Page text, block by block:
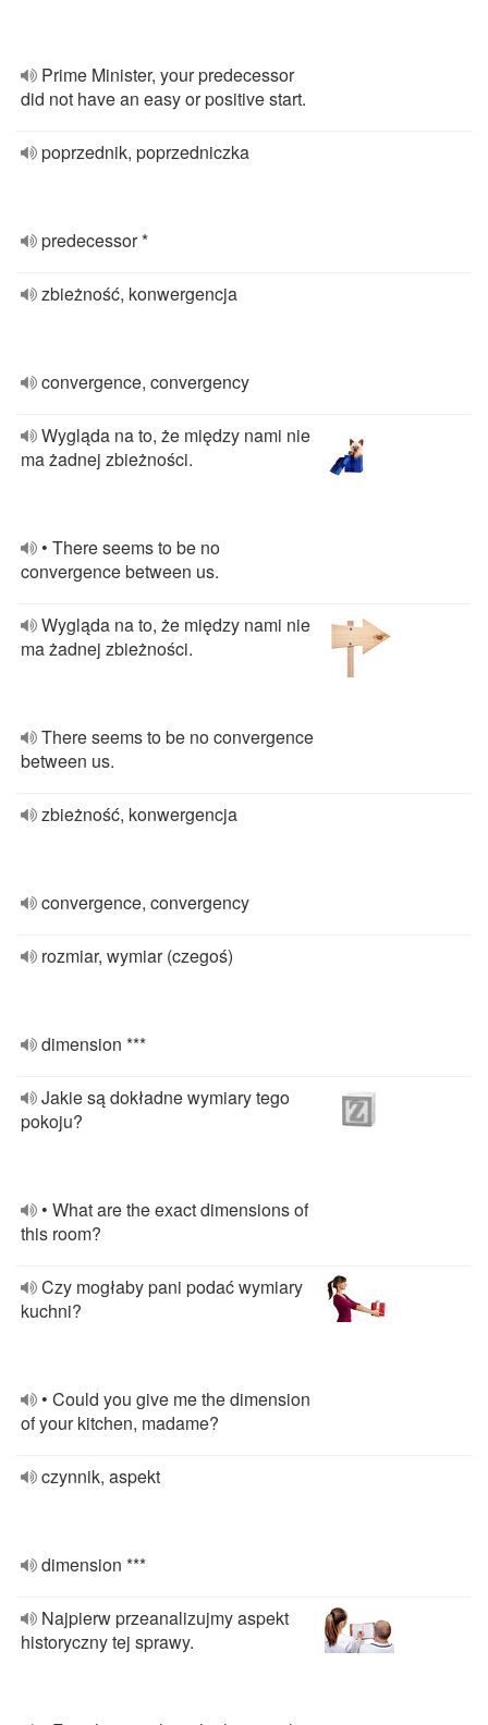
Prime Minister, your predecessor
did not have an easy or positive start.
poprzednik, poprzedniczka
predecessor *
zbieżność, konwergencja
convergence, convergency
Wygląda na to, że między nami nie
ma żadnej zbieżności.
• There seems to be no
convergence between us.
Wygląda na to, że między nami nie
ma żadnej zbieżności.
There seems to be no convergence
between us.
zbieżność, konwergencja
convergence, convergency
rozmiar, wymiar (czegoś)
dimension ***
Jakie są dokładne wymiary tego
pokoju?
• What are the exact dimensions of
this room?
Czy mogłaby pani podać wymiary
kuchni?
• Could you give me the dimension
of your kitchen, madame?
czynnik, aspekt
dimension ***
Najpierw przeanalizujmy aspekt
historyczny tej sprawy.